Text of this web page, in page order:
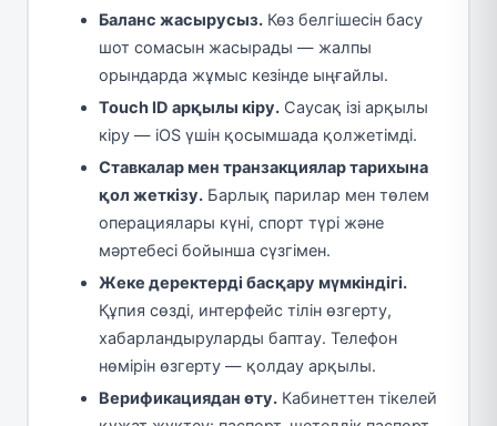
Баланс жасырусыз. Көз белгішесін басу
шот сомасын жасырады — жалпы
орындарда жұмыс кезінде ыңғайлы.
Touch ID арқылы кіру. Саусақ ізі арқылы
кіру — iOS үшін қосымшада қолжетімді.
Ставкалар мен транзакциялар тарихына
қол жеткізу. Барлық парилар мен төлем
операциялары күні, спорт түрі және
мәртебесі бойынша сүзгімен.
Жеке деректерді басқару мүмкіндігі.
Құпия сөзді, интерфейс тілін өзгерту,
хабарландыруларды баптау. Телефон
нөмірін өзгерту — қолдау арқылы.
Верификациядан өту. Кабинеттен тікелей